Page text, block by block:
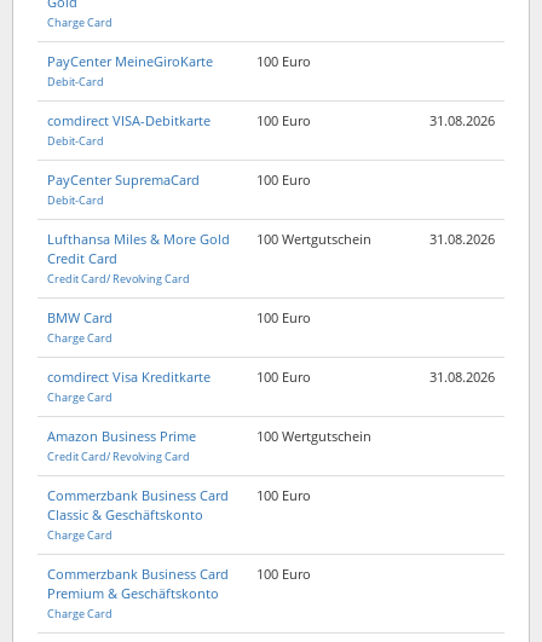
Charge Card
PayCenter MeineGiroKarte
Debit-Card
100 Euro
comdirect VISA-Debitkarte
Debit-Card
100 Euro 31.08.2026
PayCenter SupremaCard
Debit-Card
100 Euro
Lufthansa Miles & More Gold
Credit Card
Credit Card/ Revolving Card
100 Wertgutschein 31.08.2026
BMW Card
Charge Card
100 Euro
comdirect Visa Kreditkarte
Charge Card
100 Euro 31.08.2026
Amazon Business Prime
Credit Card/ Revolving Card
100 Wertgutschein
Commerzbank Business Card
Classic & Geschäftskonto
Charge Card
100 Euro
Commerzbank Business Card
Premium & Geschäftskonto
Charge Card
100 Euro